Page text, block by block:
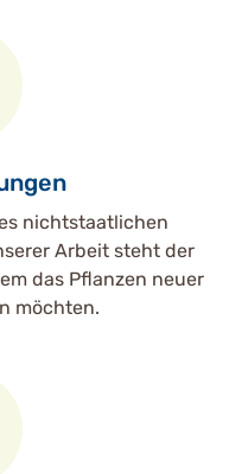
nichtstaatlichen
Arbeit steht der
das Pflanzen neuer
möchten.